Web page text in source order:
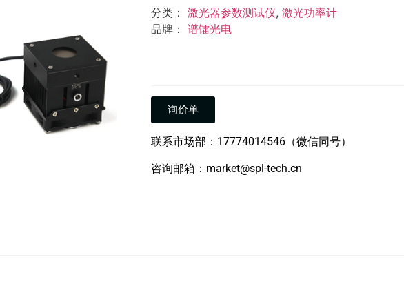
分类： 激光器参数测试仪, 激光功率计
品牌： 谱镭光电
询价单
联系市场部：17774014546（微信同号）
咨询邮箱：market@spl-tech.cn